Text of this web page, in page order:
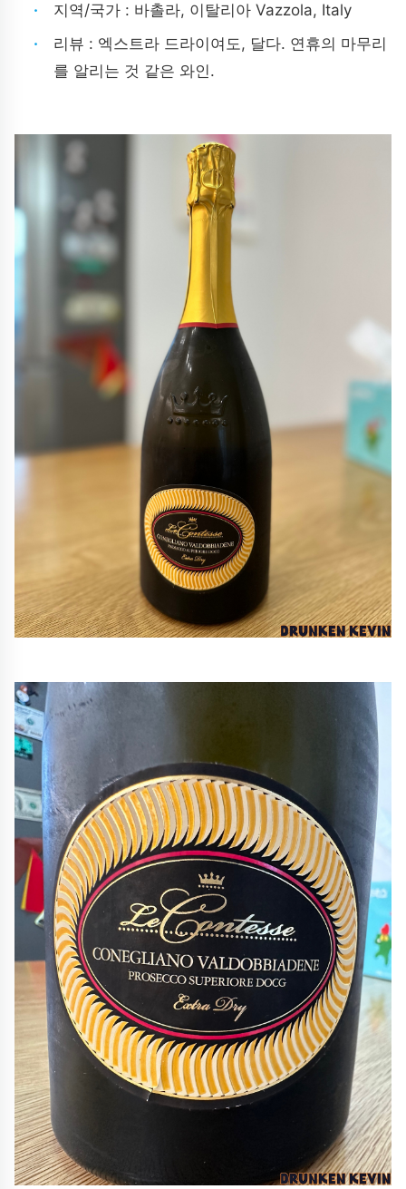
지역/국가 : 바촐라, 이탈리아 Vazzola, Italy
리뷰 : 엑스트라 드라이여도, 달다. 연휴의 마무리
를 알리는 것 같은 와인.